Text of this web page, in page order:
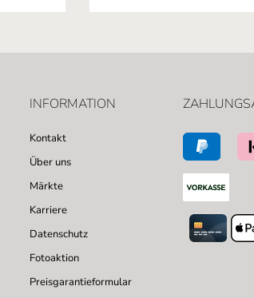
INFORMATION
Kontakt
Über uns
Märkte
Karriere
Datenschutz
Fotoaktion
Preisgarantieformular